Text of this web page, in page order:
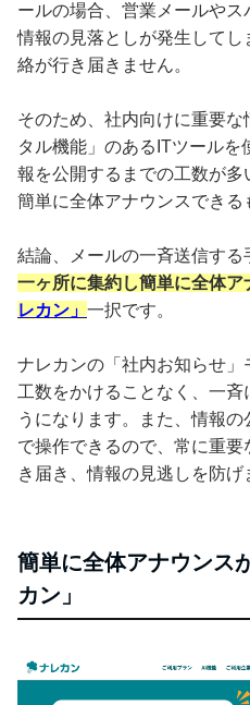
ールの場合、営業メールやス
情報の見落としが発生して
絡が行き届きません。
そのため、社内向けに重要
タル機能」のあるITツール
報を公開するまでの工数が多
簡単に全体アナウンスできる
結論、メールの一斉送信す
一ヶ所に集約し簡単に全体
レカン」 一択です。
ナレカンの「社内お知らせ
工数をかけることなく、一
うになります。また、情報
で操作できるので、常に重
き届き、情報の見逃しを防げ
簡単に全体アナウンス
カン」